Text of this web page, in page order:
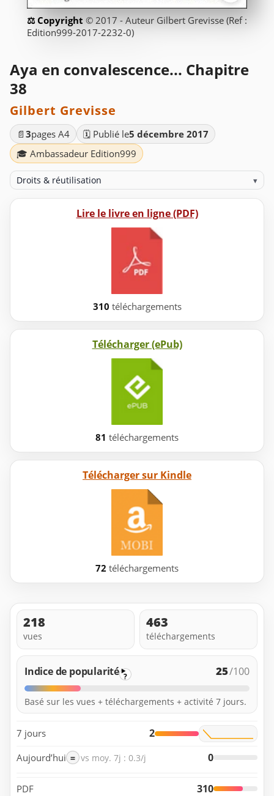
© 2017 - Auteur Gilbert Grevisse (Ref :
Edition999-2017-2232-0)
Aya en convalescence... Chapitre
38
Gilbert Grevisse
📄 3pages A4 🗓️ Publié le5 décembre 2017
🎓 Ambassadeur Edition999
Droits & réutilisation ▾
Lire le livre en ligne (PDF)
310 téléchargements
Télécharger (ePub)
81 téléchargements
Télécharger sur Kindle
72 téléchargements
218
vues
463
téléchargements
Indice de popularité ? 25/100
Basé sur les vues + téléchargements + activité 7 jours.
7 jours 2
Aujourd’hui = vs moy. 7j : 0.3/j 0
PDF 310